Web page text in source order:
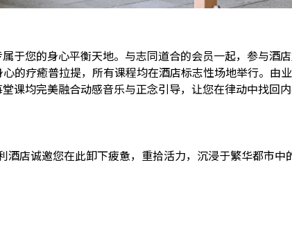
于您的身心平衡天地。与志同道合的会员一起，参与酒
的疗癒普拉提，所有课程均在酒店标志性场地举行。由
课均完美融合动感音乐与正念引导，让您在律动中找回内
酒店诚邀您在此卸下疲惫，重拾活力，沉浸于繁华都市中